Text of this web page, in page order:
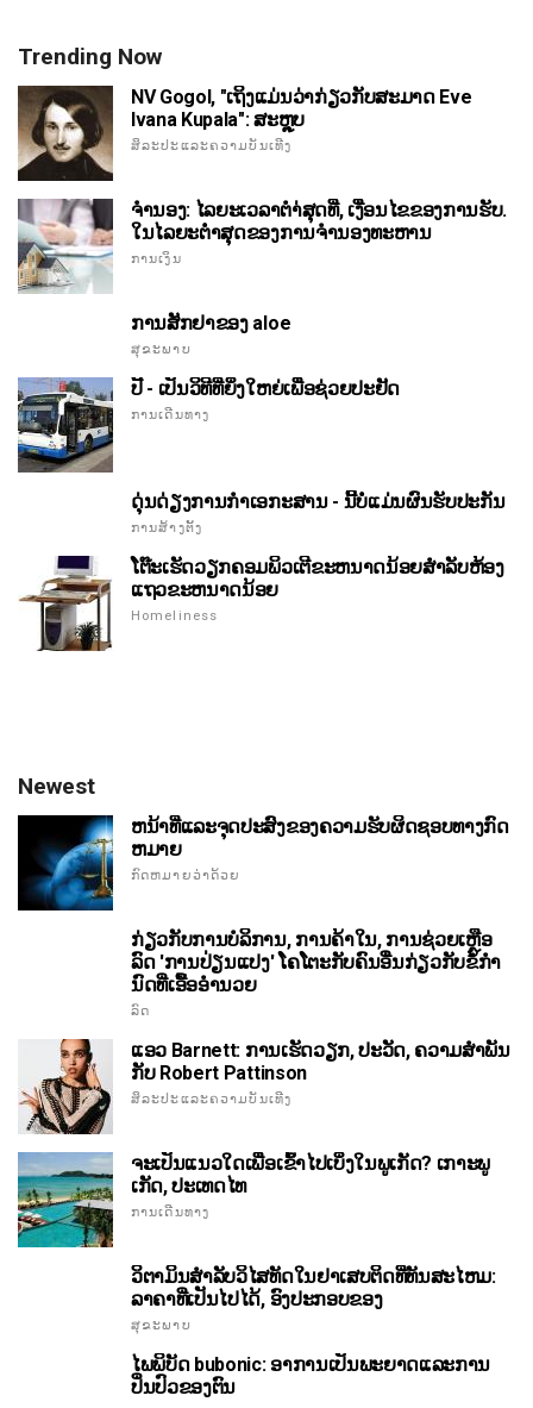
Trending Now
NV Gogol, "ເຖິງແມ່ນວ່າກ່ຽວກັບສະມາດ Eve
Ivana Kupala": ສະຫຼຸບ
ສິລະປະແລະຄວາມບັນເທີງ
ຈໍານອງ: ໄລຍະເວລາຕໍາ່ສຸດທີ່, ເງື່ອນໄຂຂອງການຮັບ.
ໃນໄລຍະຕ່ໍາສຸດຂອງການຈໍານອງທະຫານ
ການເງິນ
ການສັກຢາຂອງ aloe
ສຸຂະພາບ
ປີ້ - ເປັນວິທີທີ່ຍິ່ງໃຫຍ່ເພື່ອຊ່ວຍປະຢັດ
ການເດີນທາງ
ດຸ່ນດ່ຽງການກໍາເອກະສານ - ນີ້ບໍ່ແມ່ນຜົນຮັບປະກັນ
ການສ້າງຕັ້ງ
ໂຕ໊ະເຮັດວຽກຄອມພິວເຕີຂະຫນາດນ້ອຍສໍາລັບຫ້ອງ
ແຖວຂະຫນາດນ້ອຍ
Homeliness
Newest
ຫນ້າທີ່ແລະຈຸດປະສົງຂອງຄວາມຮັບຜິດຊອບທາງກົດ
ຫມາຍ
ກົດຫມາຍວ່າດ້ວຍ
ກ່ຽວກັບການບໍລິການ, ການຄ້າໃນ, ການຊ່ວຍເຫຼືອ
ລົດ 'ການປ່ຽນແປງ' ໂຄໂຕະກັບຄົນອື່ນກ່ຽວກັບຂໍ້ກໍາ
ນົດທີ່ເອື້ອອໍານວຍ
ລົດ
ແອວ Barnett: ການເຮັດວຽກ, ປະວັດ, ຄວາມສໍາພັນ
ກັບ Robert Pattinson
ສິລະປະແລະຄວາມບັນເທີງ
ຈະເປັນແນວໃດເພື່ອເຂົ້າໄປເບິ່ງໃນພູເກັດ? ເກາະພູ
ເກັດ, ປະເທດໄທ
ການເດີນທາງ
ວິຕາມິນສໍາລັບວິໄສທັດໃນຢາເສບຕິດທີ່ທັນສະໄຫມ:
ລາຄາທີ່ເປັນໄປໄດ້, ອົງປະກອບຂອງ
ສຸຂະພາບ
ໄພພິບັດ bubonic: ອາການເປັນພະຍາດແລະການ
ປິ່ນປົວຂອງຕົນ